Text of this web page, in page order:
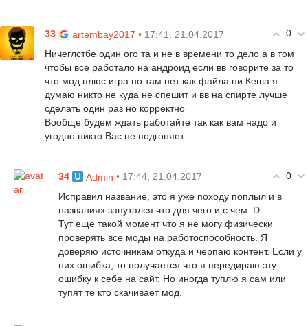
0
33 artembay2017 • 17:41, 21.04.2017
Ничеглстбе один ого та и не в времени то дело а в том
чтобы все работало на андроид если вв говорите за то
что мод плюс игра но там нет как файла ни Кеша я
думаю никто не куда не спешит и вв на спирте лучше
сделать один раз но корректно
Вообще будем ждать работайте так как вам надо и
угодно никто Вас не подгоняет
0
34 Admin • 17:44, 21.04.2017
Исправил название, это я уже походу поплыл и в
названиях запутался что для чего и с чем :D
Тут еще такой момент что я не могу физически
проверять все моды на работоспособность. Я
доверяю источникам откуда и черпаю контент. Если у
них ошибка, то получается что я передираю эту
ошибку к себе на сайт. Но иногда туплю я сам или
тупят те кто скачивает мод.